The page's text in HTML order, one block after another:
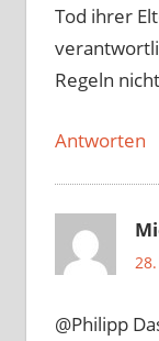
Tod ihrer
Regeln
Antworten
@Philipp